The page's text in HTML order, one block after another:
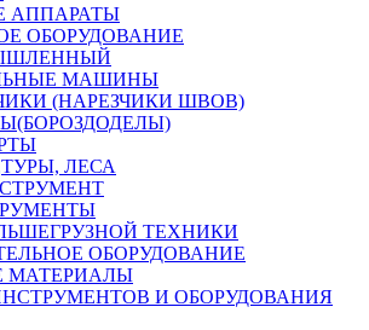
АППАРАТЫ
ОБОРУДОВАНИЕ
МАШИНЫ
(НАРЕЗЧИКИ ШВОВ)
ЛЕСА
ТЕХНИКИ
ОБОРУДОВАНИЕ
МАТЕРИАЛЫ
И ОБОРУДОВАНИЯ